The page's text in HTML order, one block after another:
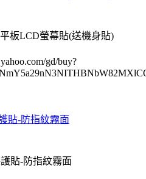
板LCD螢幕貼(送機身貼)
gd/buy?
貼-防指紋霧面
貼-防指紋霧面